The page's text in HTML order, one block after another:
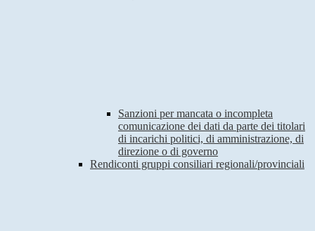
Sanzioni per mancata o incompleta
comunicazione dei dati da parte dei titolari
di incarichi politici, di amministrazione, di
direzione o di governo
Rendiconti gruppi consiliari regionali/provinciali